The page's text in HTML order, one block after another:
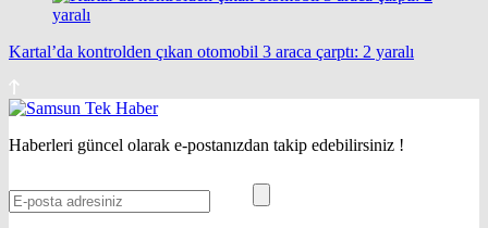
Kartal’da kontrolden çıkan otomobil 3 araca çarptı: 2 yaralı
Haberleri güncel olarak e-postanızdan takip edebilirsiniz !